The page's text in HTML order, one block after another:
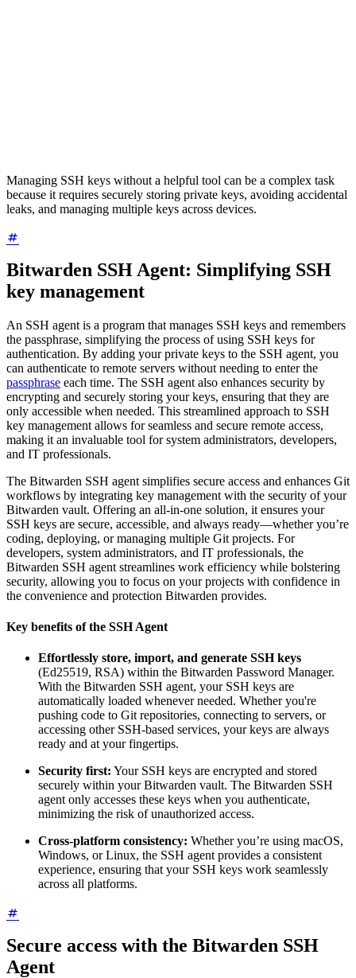
Managing SSH keys without a helpful tool can be a complex task
because it requires securely storing private keys, avoiding accidental
leaks, and managing multiple keys across devices.
Bitwarden SSH Agent: Simplifying SSH
key management
An SSH agent is a program that manages SSH keys and remembers
the passphrase, simplifying the process of using SSH keys for
authentication. By adding your private keys to the SSH agent, you
can authenticate to remote servers without needing to enter the
passphrase each time. The SSH agent also enhances security by
encrypting and securely storing your keys, ensuring that they are
only accessible when needed. This streamlined approach to SSH
key management allows for seamless and secure remote access,
making it an invaluable tool for system administrators, developers,
and IT professionals.
The Bitwarden SSH agent simplifies secure access and enhances Git
workflows by integrating key management with the security of your
Bitwarden vault. Offering an all-in-one solution, it ensures your
SSH keys are secure, accessible, and always ready—whether you’re
coding, deploying, or managing multiple Git projects. For
developers, system administrators, and IT professionals, the
Bitwarden SSH agent streamlines work efficiency while bolstering
security, allowing you to focus on your projects with confidence in
the convenience and protection Bitwarden provides.
Key benefits of the SSH Agent
Effortlessly store, import, and generate SSH keys
(Ed25519, RSA) within the Bitwarden Password Manager.
With the Bitwarden SSH agent, your SSH keys are
automatically loaded whenever needed. Whether you're
pushing code to Git repositories, connecting to servers, or
accessing other SSH-based services, your keys are always
ready and at your fingertips.
Security first: Your SSH keys are encrypted and stored
securely within your Bitwarden vault. The Bitwarden SSH
agent only accesses these keys when you authenticate,
minimizing the risk of unauthorized access.
Cross-platform consistency: Whether you’re using macOS,
Windows, or Linux, the SSH agent provides a consistent
experience, ensuring that your SSH keys work seamlessly
across all platforms.
Secure access with the Bitwarden SSH
Agent